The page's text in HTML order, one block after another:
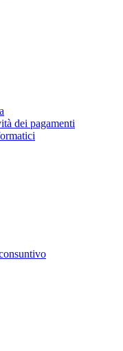
dei pagamenti